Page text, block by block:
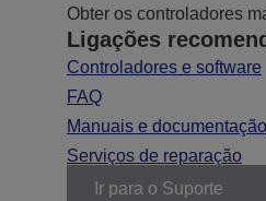
Obter os controladores
Ligações
Controladores e software
FAQ
Manuais e documentação
Serviços de reparação
Ir para o Suporte